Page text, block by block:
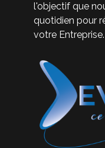
l'objectif que
quotidien pour
votre Entreprise.